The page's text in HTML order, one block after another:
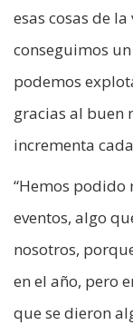
esas cosas de
conseguimos
podemos
gracias al buen
incrementa
“Hemos
eventos, algo
nosotros,
en el año, pero
que se dieron